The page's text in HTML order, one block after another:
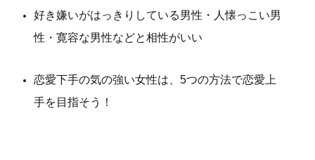
好き嫌いがはっきりしている男性・人懐っこい男
性・寛容な男性などと相性がいい
恋愛下手の気の強い女性は、5つの方法で恋愛上
手を目指そう！